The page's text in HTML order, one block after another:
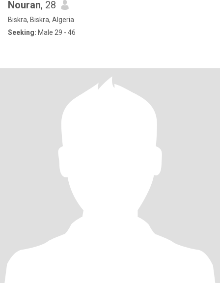
Nouran, 28
Biskra, Biskra, Algeria
Seeking: Male 29 - 46